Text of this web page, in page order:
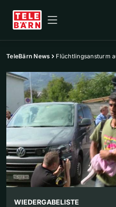
TeleBärn News Flüchtlingsansturm
WIEDERGABELISTE